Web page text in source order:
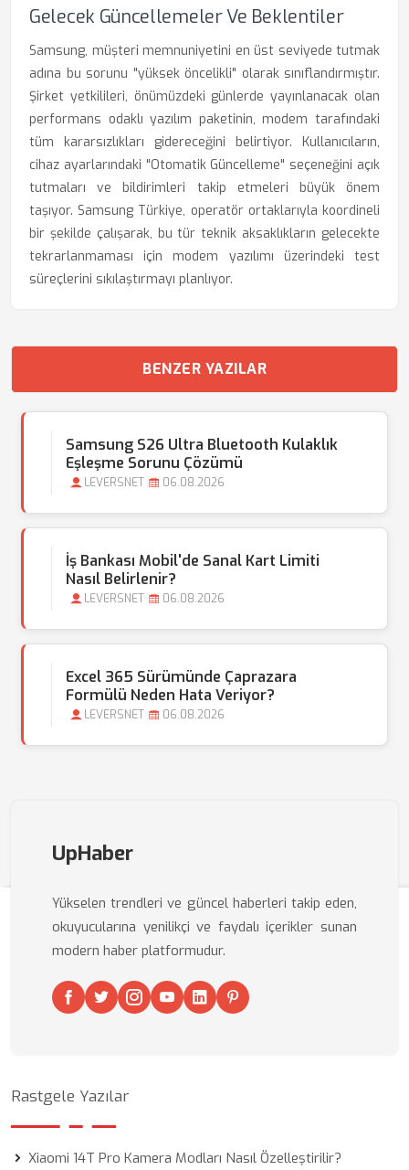
Gelecek Güncellemeler Ve Beklentiler
Samsung, müşteri memnuniyetini en üst seviyede tutmak
adına bu sorunu "yüksek öncelikli" olarak sınıflandırmıştır.
Şirket yetkilileri, önümüzdeki günlerde yayınlanacak olan
performans odaklı yazılım paketinin, modem tarafındaki
tüm kararsızlıkları gidereceğini belirtiyor. Kullanıcıların,
cihaz ayarlarındaki "Otomatik Güncelleme" seçeneğini açık
tutmaları ve bildirimleri takip etmeleri büyük önem
taşıyor. Samsung Türkiye, operatör ortaklarıyla koordineli
bir şekilde çalışarak, bu tür teknik aksaklıkların gelecekte
tekrarlanmaması için modem yazılımı üzerindeki test
süreçlerini sıkılaştırmayı planlıyor.
BENZER YAZILAR
Samsung S26 Ultra Bluetooth Kulaklık
Eşleşme Sorunu Çözümü
LEVERSNET 06.08.2026
İş Bankası Mobil'de Sanal Kart Limiti
Nasıl Belirlenir?
LEVERSNET 06.08.2026
Excel 365 Sürümünde Çaprazara
Formülü Neden Hata Veriyor?
LEVERSNET 06.08.2026
UpHaber
Yükselen trendleri ve güncel haberleri takip eden,
okuyucularına yenilikçi ve faydalı içerikler sunan
modern haber platformudur.
Rastgele Yazılar
Xiaomi 14T Pro Kamera Modları Nasıl Özelleştirilir?